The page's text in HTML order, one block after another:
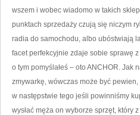
wszem i wobec wiadomo w takich
punktach sprzedaży czują się niczym
radia do samochodu, albo ubóstwiają
facet perfekcyjnie zdaje sobie sprawę
o tym pomyślałeś – oto ANCHOR.
zmywarkę, wówczas może być
w następstwie tego jeśli powinniśmy
wysłać męża on wyborze sprzęt, który